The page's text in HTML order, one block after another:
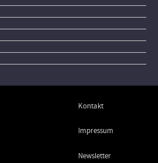
Kontakt
Impressum
Newsletter